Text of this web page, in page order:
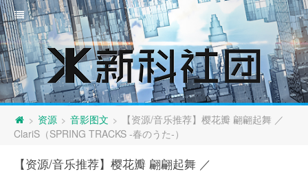
> 资源 > 音影图文 >
【资源/音乐推荐】樱花瓣 翩翩起舞 ／
ClariS（SPRING TRACKS -春のうた-）
【资源/音乐推荐】樱花瓣 翩翩起舞 ／